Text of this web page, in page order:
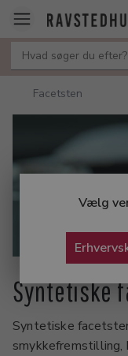
Vælg
Facetsten
Syntetiske
Syntetiske
smykkefremstilling,